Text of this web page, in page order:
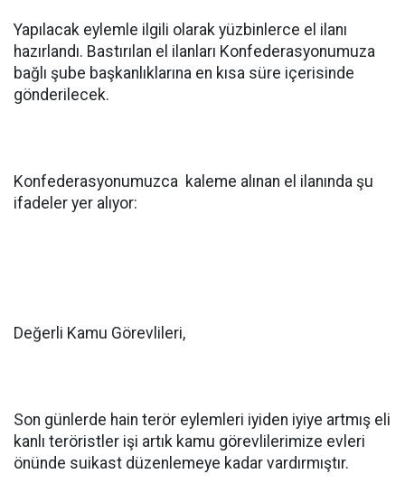
Yapılacak eylemle ilgili olarak yüzbinlerce el ilanı
hazırlandı. Bastırılan el ilanları Konfederasyonumuza
bağlı şube başkanlıklarına en kısa süre içerisinde
gönderilecek.
Konfederasyonumuzca kaleme alınan el ilanında şu
ifadeler yer alıyor:
Değerli Kamu Görevlileri,
Son günlerde hain terör eylemleri iyiden iyiye artmış eli
kanlı teröristler işi artık kamu görevlilerimize evleri
önünde suikast düzenlemeye kadar vardırmıştır.